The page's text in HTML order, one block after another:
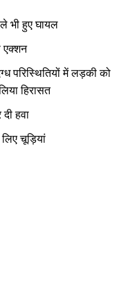
भी हुए घायल
एक्शन
परिस्थितियों में लड़की को
हिरासत
हवा
चूड़ियां